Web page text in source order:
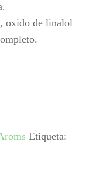
oxido de linalol
Etiqueta: